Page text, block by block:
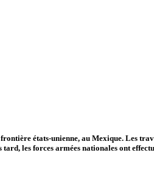
états-unienne, au Mexique. Les
les forces armées nationales ont